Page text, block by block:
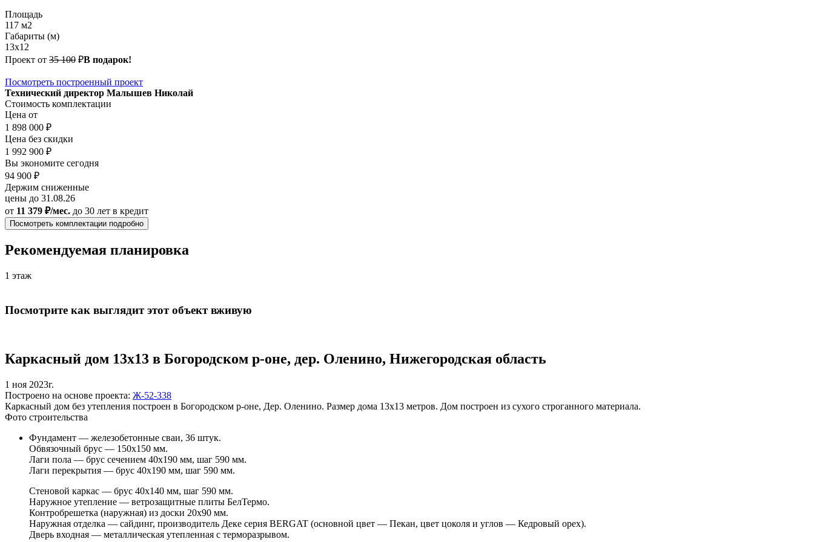
Площадь
117 м2
Габариты (м)
13x12
Проект от 35 100 ₽В подарок!
Посмотреть построенный проект
Технический директор Малышев Николай
Стоимость комплектации
Цена от
1 898 000 ₽
Цена без скидки
1 992 900 ₽
Вы экономите сегодня
94 900 ₽
Держим сниженные
цены до 31.08.26
от 11 379 ₽/мес. до 30 лет в кредит
Посмотреть комплектации подробно
Рекомендуемая планировка
1 этаж
Посмотрите как выглядит этот объект вживую
Каркасный дом 13х13 в Богородском р-оне, дер. Оленино, Нижегородская область
1 ноя 2023г.
Построено на основе проекта: Ж-52-338
Каркасный дом без утепления построен в Богородском р-оне, Дер. Оленино. Размер дома 13х13 метров. Дом построен из сухого строганного материала.
Фото строительства
Фундамент — железобетонные сваи, 36 штук.
Обвязочный брус — 150х150 мм.
Лаги пола — брус сечением 40х190 мм, шаг 590 мм.
Лаги перекрытия — брус 40х190 мм, шаг 590 мм.
Стеновой каркас — брус 40х140 мм, шаг 590 мм.
Наружное утепление — ветрозащитные плиты БелТермо.
Контробрешетка (наружная) из доски 20х90 мм.
Наружная отделка — сайдинг, производитель Деке серия BERGAT (основной цвет — Пекан, цвет цоколя и углов — Кедровый орех).
Дверь входная — металлическая утепленная с терморазрывом.